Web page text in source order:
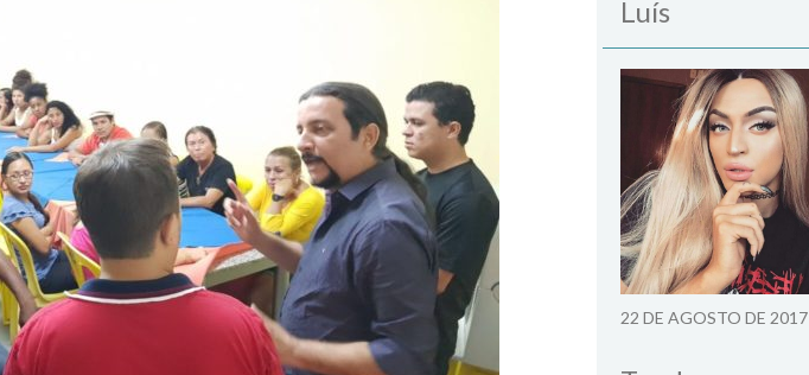
Luís
22 DE AGOSTO DE 2017